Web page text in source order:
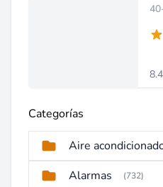
Categorías
Aire
Alarmas (732)